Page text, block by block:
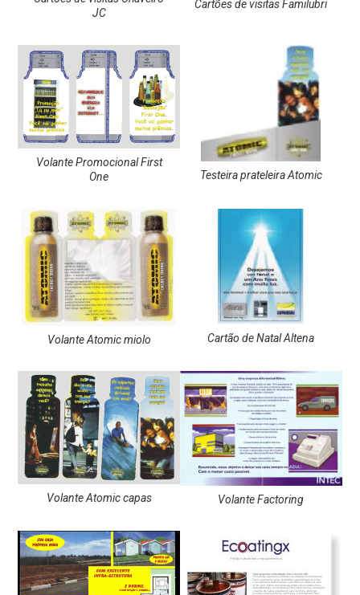
JC
Cartões de visitas Familubri
Volante Promocional First
One
Testeira prateleira Atomic
Volante Atomic miolo Cartão de Natal Altena
Volante Atomic capas Volante Factoring